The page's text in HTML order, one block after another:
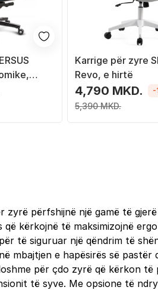
Karrige për zyre
Revo, e hirtë
4,790 MKD.
5,390 MKD.
-
zyrë përfshijnë një gamë të gjerë
kërkojnë të maksimizojnë
të siguruar një qëndrim të
mbajtjen e hapësirës së pastër
për çdo zyrë që kërkon të
të syve. Me opsione të